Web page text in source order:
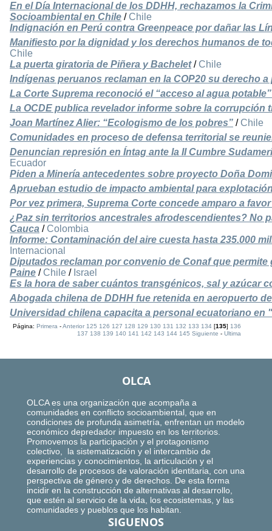
En el Día Internacional de los DDHH, rechazamos la
Socioambiental en Chile / Chile
Indignación en Perú contra Greenpeace por dañar las
Manifiesto por la dignidad y los derechos humanos de
Chile
La puerta giratoria de Piñera y Bachelet/ Chile
Indígenas peruanos reclaman en la COP20 su derecho
La Corte Suprema reconoció el “acceso al agua
La OCDE publica revelador informe sobre la corrupción
Joan Martínez Alier: “Ecologismo de los pobres” / Chile
Comunidades en proceso de defensa territorial se
Denuncian represión en Íntag ante la II Cumbre
Ecuador
Piden a Minería antecedentes sobre proyecto Doña
Aprueban estudio de impacto ambiental para
Por vez primera, Suprema Corte concede amparo a
¿Paz sin territorios ancestrales afrodescendientes? No
Cauca / Colombia
Informe: Contaminación del aire cuesta hasta 235.000
Internacional
Diputados reclaman por convenio de Conaf que
Paine / Chile / Israel
Es la hora de saber cuántos transgénicos, sal y azúcar
Abogada chilena de DDHH fue retenida en aeropuerto
Universidad chilena capacita a personal ecuatoriano en
Página:Primera -Anterior 125 126 127 128 129 130 131 132 133 134 [135]136
137 138 139 140 141 142 143 144 145 Siguiente -Ultima
OLCA
OLCA es una organización que acompaña a
comunidades en conflicto socioambiental, que en
condiciones de profunda asimetría, enfrentan un modelo
económico depredador impuesto en los territorios.
Promovemos la participación y el protagonismo
colectivo, la sistematización y el intercambio de
experiencias y conocimientos, la articulación y el
desarrollo de procesos de valoración identitaria, con una
perspectiva de género y de derechos. De esta forma
incidir en la construcción de alternativas al desarrollo,
que estén al servicio de la vida, los ecosistemas, y las
comunidades y pueblos que los habitan.
SIGUENOS